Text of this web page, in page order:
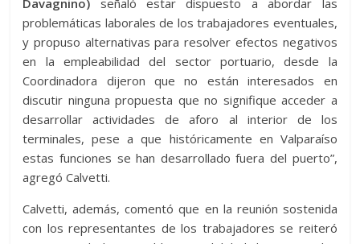
Davagnino) señaló estar dispuesto a abordar las
problemáticas laborales de los trabajadores eventuales,
y propuso alternativas para resolver efectos negativos
en la empleabilidad del sector portuario, desde la
Coordinadora dijeron que no están interesados en
discutir ninguna propuesta que no signifique acceder a
desarrollar actividades de aforo al interior de los
terminales, pese a que históricamente en Valparaíso
estas funciones se han desarrollado fuera del puerto”,
agregó Calvetti.
Calvetti, además, comentó que en la reunión sostenida
con los representantes de los trabajadores se reiteró